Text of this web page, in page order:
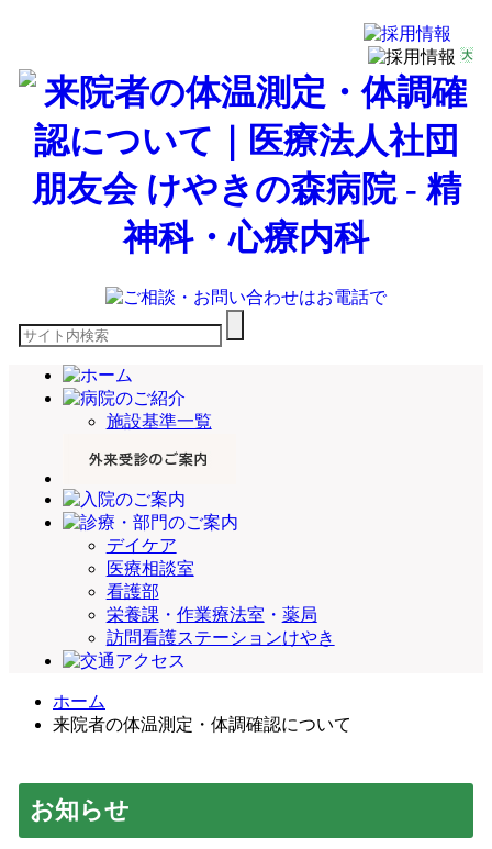
施設基準一覧
デイケア
医療相談室
看護部
栄養課 ・ 作業療法室 ・ 薬局
訪問看護ステーションけやき
ホーム
来院者の体温測定・体調確認について
お知らせ